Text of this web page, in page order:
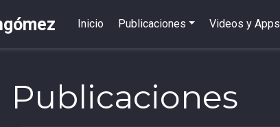
Inicio Publicaciones Videos y Apps
Publicaciones